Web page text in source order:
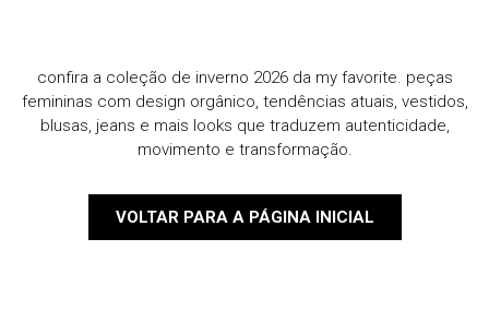
confira a coleção de inverno 2026 da my favorite. peças
femininas com design orgânico, tendências atuais, vestidos,
blusas, jeans e mais looks que traduzem autenticidade,
movimento e transformação.
VOLTAR PARA A PÁGINA INICIAL